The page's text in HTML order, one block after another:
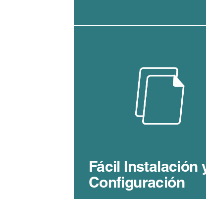
Fácil Instalación
Configuración